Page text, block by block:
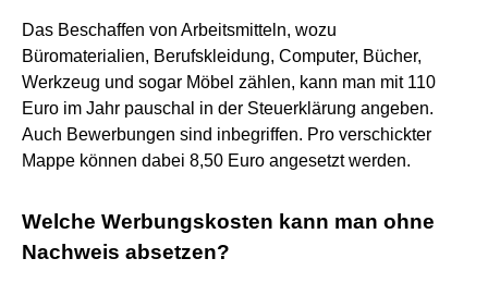
Das Beschaffen von Arbeitsmitteln, wozu
Büromaterialien, Berufskleidung, Computer, Bücher,
Werkzeug und sogar Möbel zählen, kann man mit 110
Euro im Jahr pauschal in der Steuerklärung angeben.
Auch Bewerbungen sind inbegriffen. Pro verschickter
Mappe können dabei 8,50 Euro angesetzt werden.
Welche Werbungskosten kann man ohne
Nachweis absetzen?